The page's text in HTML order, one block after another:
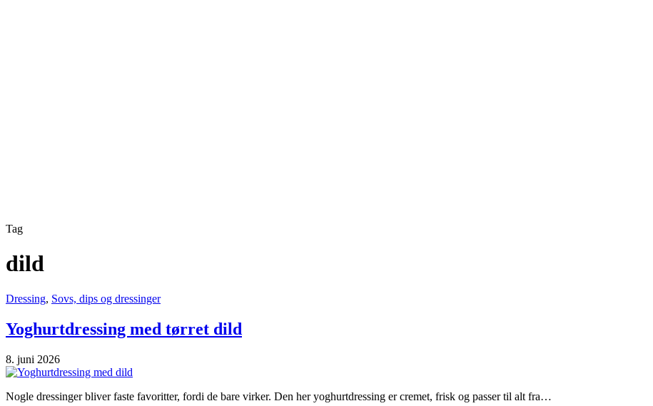
Tag
dild
Dressing, Sovs, dips og dressinger
Yoghurtdressing med tørret dild
8. juni 2026
Nogle dressinger bliver faste favoritter, fordi de bare virker. Den her yoghurtdressing er cremet, frisk og passer til alt fra…